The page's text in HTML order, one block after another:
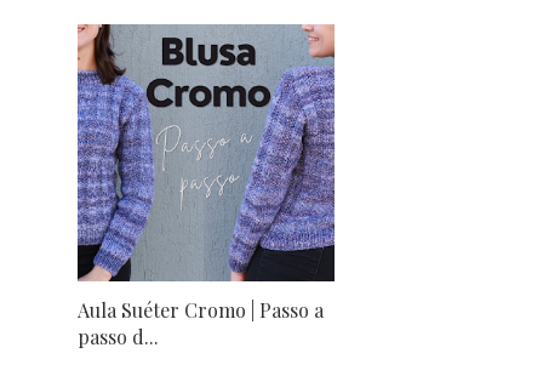
Aula Suéter Cromo | Passo a
passo d...